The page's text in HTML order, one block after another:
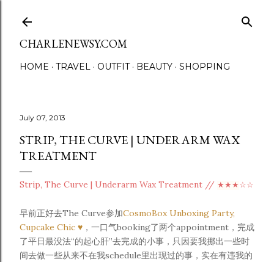
CHARLENEWSY.COM
HOME TRAVEL OUTFIT BEAUTY SHOPPING
July 07, 2013
STRIP, THE CURVE | UNDERARM WAX
TREATMENT
Strip, The Curve | Underarm Wax Treatment // ★★★☆☆
早前正好去The Curve参加CosmoBox Unboxing Party,
Cupcake Chic ♥ ，一口气booking了两个appointment，完成
了平日最没法“的起心肝”去完成的小事，只因要我挪出一些时
间去做一些从来不在我schedule里出现过的事，实在有违我的